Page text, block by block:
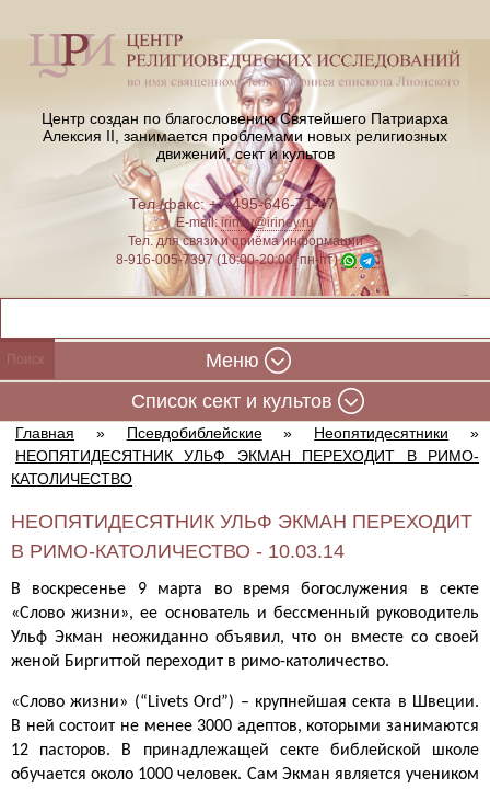
Центр создан по благословению Святейшего Патриарха
Алексия II, занимается проблемами новых религиозных
движений, сект и культов
Тел./факс: +7-495-646-71-47
E-mail:iriney@iriney.ru
Тел. для связи и приёма информации
8-916-005-7397 (10:00-20:00, пн-пт)
Меню
Cписок сект и культов
Главная » Псевдобиблейские » Неопятидесятники
»
НЕОПЯТИДЕСЯТНИК УЛЬФ ЭКМАН ПЕРЕХОДИТ В РИМО-
КАТОЛИЧЕСТВО
НЕОПЯТИДЕСЯТНИК УЛЬФ ЭКМАН ПЕРЕХОДИТ
В РИМО-КАТОЛИЧЕСТВО - 10.03.14
В воскресенье 9 марта во время богослужения в секте
«Слово жизни», ее основатель и бессменный руководитель
Ульф Экман неожиданно объявил, что он вместе со своей
женой Биргиттой переходит в римо-католичество.
«Слово жизни» (“Livets Ord”) – крупнейшая секта в Швеции.
В ней состоит не менее 3000 адептов, которыми занимаются
12 пасторов. В принадлежащей секте библейской школе
обучается около 1000 человек. Сам Экман является учеником